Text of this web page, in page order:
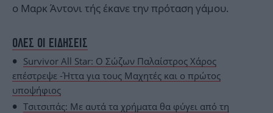
ο Μαρκ Άντονι τής έκανε την πρόταση γάμου.
ΟΛΕΣ ΟΙ ΕΙΔΗΣΕΙΣ
Survivor All Star: Ο Σώζων Παλαίστρος Χάρος
επέστρεψε -Ήττα για τους Μαχητές και ο πρώτος
υποψήφιος
Τσιτσιπάς: Με αυτά τα χρήματα θα φύγει από τη